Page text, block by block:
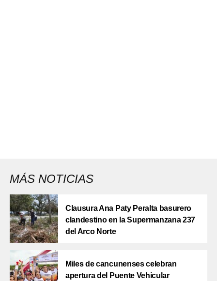
MÁS NOTICIAS
Clausura Ana Paty Peralta basurero
clandestino en la Supermanzana 237
del Arco Norte
Miles de cancunenses celebran
apertura del Puente Vehicular